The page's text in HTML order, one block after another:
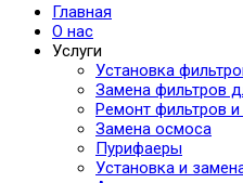
Главная
О нас
Услуги
Установка
Замена фильтров
Ремонт фильтров
Замена осмоса
Пурифаеры
Установка и